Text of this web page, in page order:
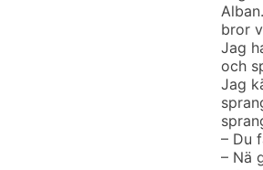
bror
Jag
och
Jag
– Du
– Nä